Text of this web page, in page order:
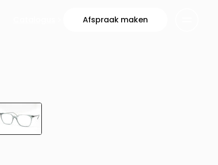
Afspraak maken